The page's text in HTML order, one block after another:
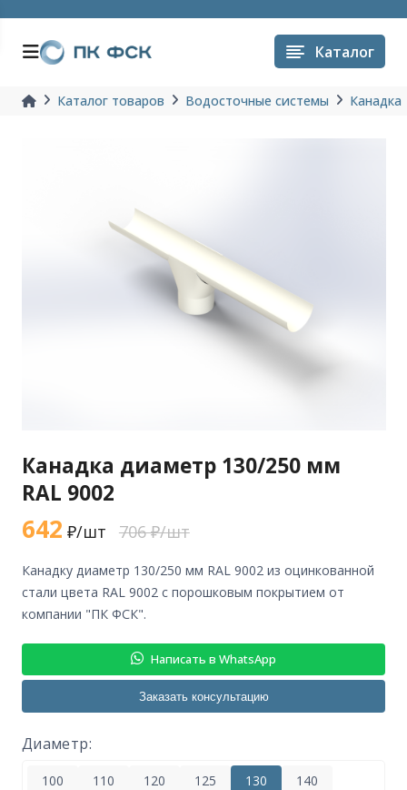
Каталог
Каталог товаров Водосточные системы Канадка
Канадка диаметр 130/250 мм
RAL 9002
642 ₽/шт 706 ₽/шт
канадку диаметр 130/250 мм RAL 9002 из оцинкованной
стали цвета RAL 9002 с порошковым покрытием от
компании "ПК ФСК".
Написать в WhatsApp
Заказать консультацию
Диаметр:
100 110 120 125 130
140